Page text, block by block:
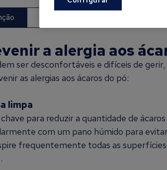
a alergia aos
ser desconfortáveis e difíceis de
as alergias aos ácaros do pó:
limpa
para reduzir a quantidade de
com um pano húmido para
frequentemente todas as